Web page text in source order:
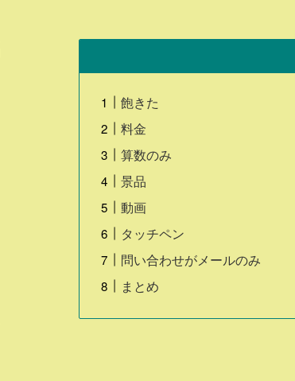
飽きた
料金
算数のみ
景品
動画
タッチペン
問い合わせがメールのみ
まとめ